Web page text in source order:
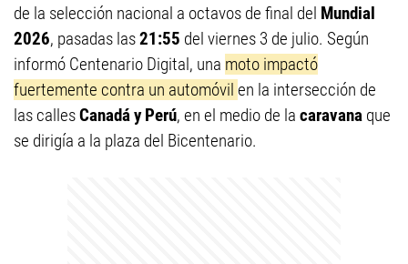
de la selección nacional a octavos de final del Mundial
2026, pasadas las21:55 del viernes 3 de julio. Según
informó Centenario Digital, una moto impactó
fuertemente contra un automóvil en la intersección de
las callesCanadá y Perú, en el medio de la caravana que
se dirigía a la plaza del Bicentenario.